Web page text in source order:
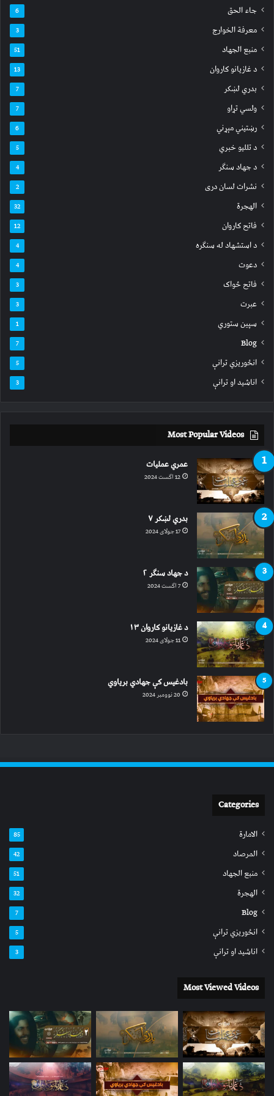
s جاء الحق 6
معرفة الخوارج 3
منبع الجهاد 51
د غازیانو کاروان 13
بدري لښکر 7
ولسي تړاو 7
رښتیني مېړني 6
د تللیو خبري 5
د جهاد سنګر 4
نشرات لسان دری 2
الهجرة 32
فاتح کاروان 12
د استشهاد له سنګره 4
دعوت 4
فاتح ځواک 3
عبرت 3
سپين ستوري 1
Blog
7
انځوریزي ترانې 5
اناشید او ترانې 3
Most Popular Videos
عمري عملیات
12 اگست 2024
بدري لښکر ۷
17 جولای 2024
د جهاد سنګر ۲
7 اگست 2024
د غازیانو کاروان ۱۳
11 جولای 2024
بادغیس کې جهادي بریاوي
20 نوومبر 2024
Categories
الامارة 85
المرصاد 42
منبع الجهاد 51
الهجرة 32
Blog
7
انځوریزي ترانې 5
اناشید او ترانې 3
Most Viewed Videos